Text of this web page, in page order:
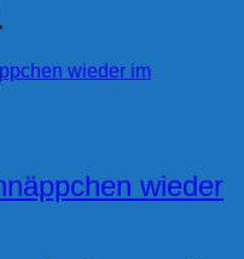
wieder